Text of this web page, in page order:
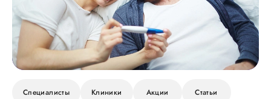
Специалисты Клиники Акции Статьи